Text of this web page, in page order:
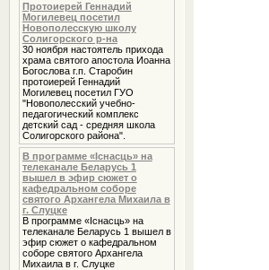
Протоиерей Геннадий
Могилевец посетил
Новополесскую школу
Солигорского р-на
30 ноября настоятель прихода
храма святого апостола Иоанна
Богослова г.п. Старобин
протоиерей Геннадий
Могилевец посетил ГУО
"Новополесский учебно-
педагогический комплекс
детский сад - средняя школа
Солигорского района".
В программе «Iснасць» на
телеканале Беларусь 1
вышел в эфир сюжет о
кафедральном соборе
святого Архангела Михаила в
г. Слуцке
В программе «Iснасць» на
телеканале Беларусь 1 вышел в
эфир сюжет о кафедральном
соборе святого Архангела
Михаила в г. Слуцке